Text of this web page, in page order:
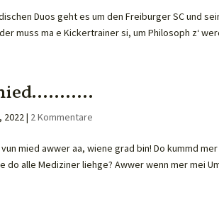
Duos geht es um den Freiburger SC und
muss ma e Kickertrainer si, um Philosoph z‘
2022| 2 Kommentare
mied awwer aa, wiene grad bin! Do kummd
do alle Mediziner liehge? Awwer wenn mer mei